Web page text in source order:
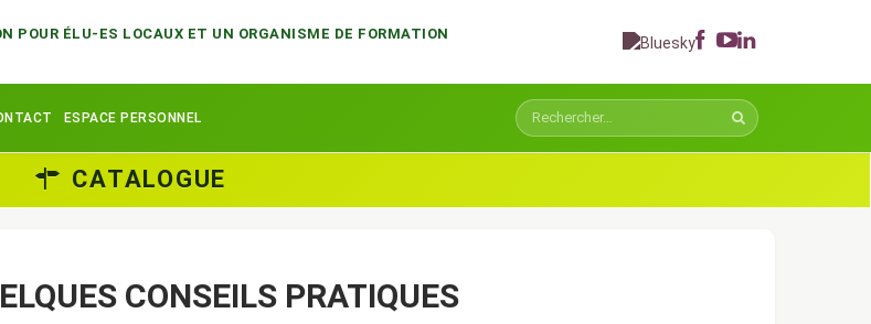
POUR ÉLU-ES LOCAUX ET UN ORGANISME DE FORMATION
ESPACE PERSONNEL
CATALOGUE
CONSEILS PRATIQUES